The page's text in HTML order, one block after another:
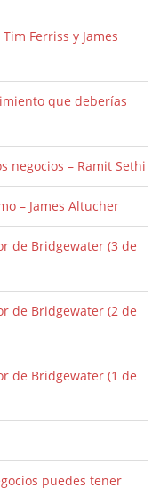
Ferriss y James
que deberías
negocios – Ramit Sethi
– James Altucher
de Bridgewater (3 de
de Bridgewater (2 de
de Bridgewater (1 de
puedes tener